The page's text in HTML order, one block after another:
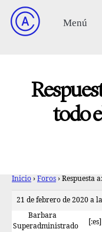
todo
Inicio › Foros › Respuesta
21 de febrero de 2020 a
Barbara
Superadministrado
[:es]